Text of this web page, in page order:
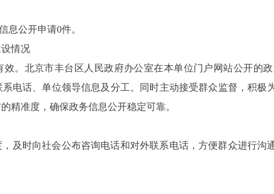
息公开申请0件。
设情况
。北京市丰台区人民政府办公室在本单位门户网站公开的
电话、单位领导信息及分工。同时主动接受群众监督，积
精准度，确保政务信息公开稳定可靠。
及时向社会公布咨询电话和对外联系电话，方便群众进行